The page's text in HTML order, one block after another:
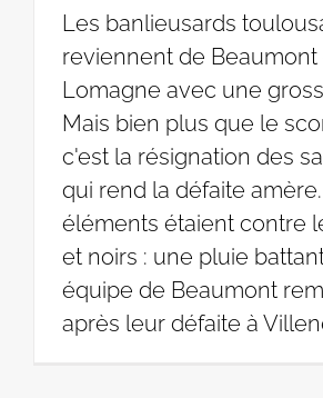
Les banlieusards
reviennent de Beaumont
Lomagne avec une
Mais bien plus que le
c'est la résignation des
qui rend la défaite
éléments étaient contre
et noirs : une pluie
équipe de Beaumont
après leur défaite à